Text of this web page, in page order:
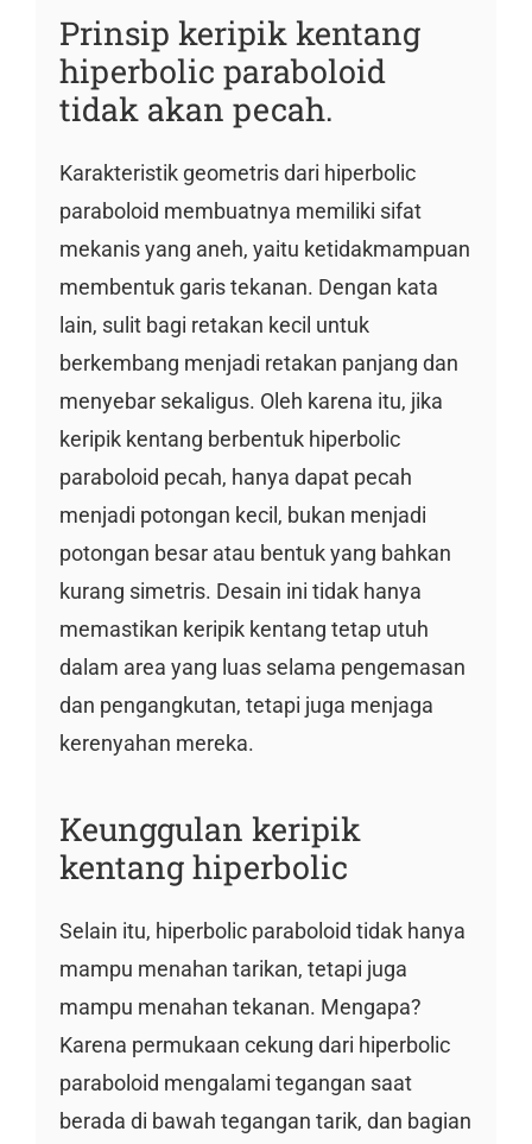
Prinsip keripik kentang
hiperbolic paraboloid
tidak akan pecah.
Karakteristik geometris dari hiperbolic
paraboloid membuatnya memiliki sifat
mekanis yang aneh, yaitu ketidakmampuan
membentuk garis tekanan. Dengan kata
lain, sulit bagi retakan kecil untuk
berkembang menjadi retakan panjang dan
menyebar sekaligus. Oleh karena itu, jika
keripik kentang berbentuk hiperbolic
paraboloid pecah, hanya dapat pecah
menjadi potongan kecil, bukan menjadi
potongan besar atau bentuk yang bahkan
kurang simetris. Desain ini tidak hanya
memastikan keripik kentang tetap utuh
dalam area yang luas selama pengemasan
dan pengangkutan, tetapi juga menjaga
kerenyahan mereka.
Keunggulan keripik
kentang hiperbolic
Selain itu, hiperbolic paraboloid tidak hanya
mampu menahan tarikan, tetapi juga
mampu menahan tekanan. Mengapa?
Karena permukaan cekung dari hiperbolic
paraboloid mengalami tegangan saat
berada di bawah tegangan tarik, dan bagian